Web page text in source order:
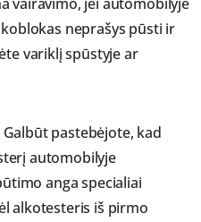
neprašys pūsti ir
variklį spūstyje ar
pastebėjote, kad
automobilyje
anga specialiai
alkotesteris iš pirmo